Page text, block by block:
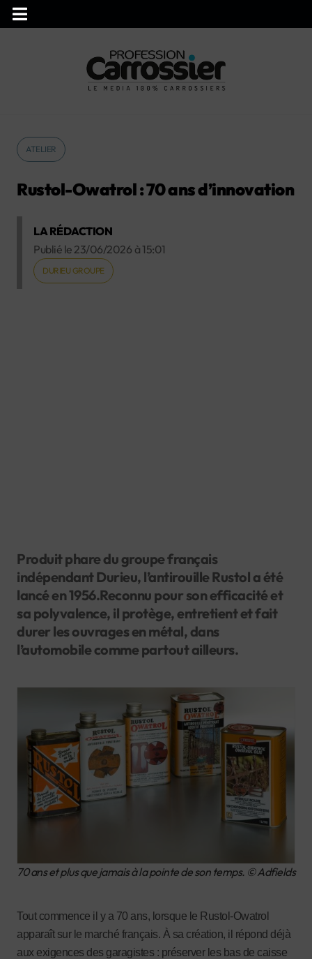
ATELIER
Rustol-Owatrol : 70 ans d’innovation
LA RÉDACTION
Publié le 23/06/2026 à 15:01
DURIEU GROUPE
Produit phare du groupe français
indépendant Durieu, l’antirouille Rustol a été
lancé en 1956.Reconnu pour son efficacité et
sa polyvalence, il protège, entretient et fait
durer les ouvrages en métal, dans
l’automobile comme partout ailleurs.
70 ans et plus que jamais à la pointe de son temps. © Adfields
Tout commence il y a 70 ans, lorsque le Rustol-Owatrol
apparaît sur le marché français. À sa création, il répond déjà
aux exigences des garagistes : préserver les bas de caisse